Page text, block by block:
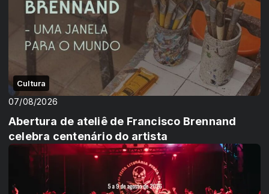
Cultura
07/08/2026
Abertura de ateliê de Francisco Brennand
celebra centenário do artista